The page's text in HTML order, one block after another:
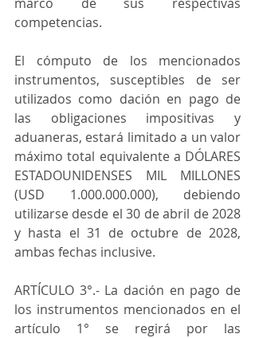
competencias.
El cómputo de los mencionados
instrumentos, susceptibles de ser
utilizados como dación en pago de
las obligaciones impositivas y
aduaneras, estará limitado a un valor
máximo total equivalente a DÓLARES
ESTADOUNIDENSES MIL MILLONES
(USD 1.000.000.000), debiendo
utilizarse desde el 30 de abril de 2028
y hasta el 31 de octubre de 2028,
ambas fechas inclusive.
ARTÍCULO 3°.- La dación en pago de
los instrumentos mencionados en el
artículo 1° se regirá por las